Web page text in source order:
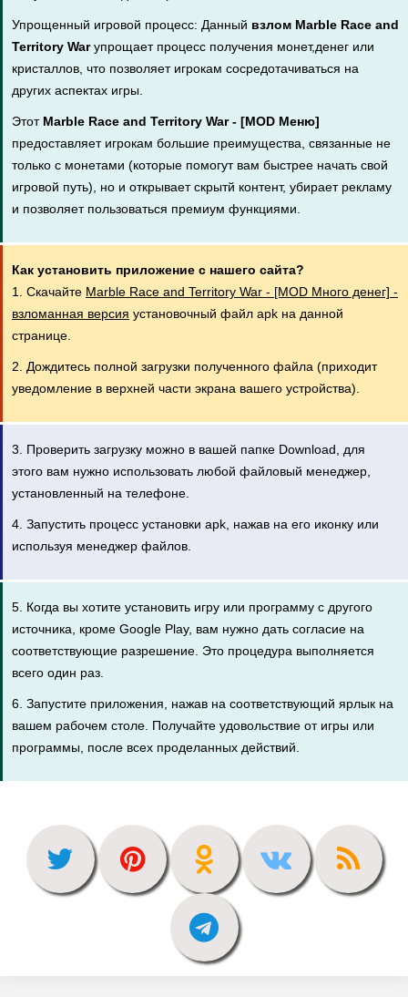
Упрощенный игровой процесс: Данный взлом Marble Race and
Territory Warупрощает процесс получения монет,денег или
кристаллов, что позволяет игрокам сосредотачиваться на
других аспектах игры.
Этот Marble Race and Territory War - [MOD Меню]
предоставляет игрокам большие преимущества, связанные не
только с монетами (которые помогут вам быстрее начать свой
игровой путь), но и открывает скрытй контент, убирает рекламу
и позволяет пользоваться премиум функциями.
Как установить приложение с нашего сайта?
1. Скачайте Marble Race and Territory War - [MOD Много денег] -
взломанная версия установочный файл apk на данной
странице.
2. Дождитесь полной загрузки полученного файла (приходит
уведомление в верхней части экрана вашего устройства).
3. Проверить загрузку можно в вашей папке Download, для
этого вам нужно использовать любой файловый менеджер,
установленный на телефоне.
4. Запустить процесс установки apk, нажав на его иконку или
используя менеджер файлов.
5. Когда вы хотите установить игру или программу с другого
источника, кроме Google Play, вам нужно дать согласие на
соответствующие разрешение. Это процедура выполняется
всего один раз.
6. Запустите приложения, нажав на соответствующий ярлык на
вашем рабочем столе. Получайте удовольствие от игры или
программы, после всех проделанных действий.